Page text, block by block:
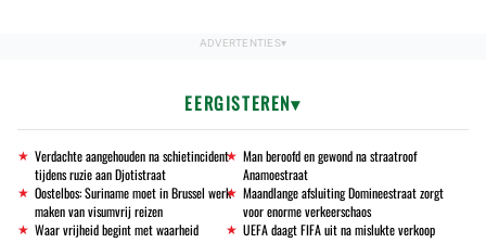
EERGISTEREN
Verdachte aangehouden na schietincident
tijdens ruzie aan Djotistraat
Man beroofd en gewond na straatroof
Anamoestraat
Oostelbos: Suriname moet in Brussel werk
maken van visumvrij reizen
Maandlange afsluiting Domineestraat zorgt
voor enorme verkeerschaos
Waar vrijheid begint met waarheid
UEFA daagt FIFA uit na mislukte verkoop